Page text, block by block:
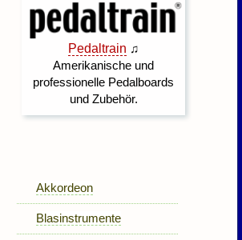
Akkordeon
Blasinstrumente